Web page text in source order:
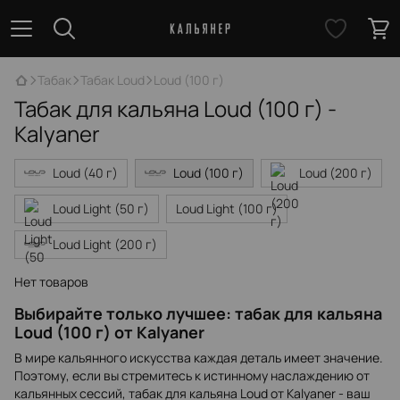
Табак Табак Loud Loud (100 г)
Табак для кальяна Loud (100 г) -
Kalyaner
Loud (40 г) Loud (100 г) Loud (200 г)
Loud Light (50 г) Loud Light (100 г)
Loud Light (200 г)
Нет товаров
Выбирайте только лучшее: табак для кальяна
Loud (100 г) от Kalyaner
В мире кальянного искусства каждая деталь имеет значение.
Поэтому, если вы стремитесь к истинному наслаждению от
кальянных сессий, табак для кальяна Loud от Kalyaner - ваш